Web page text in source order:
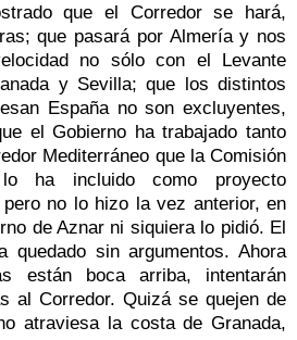
que el Corredor se hará,
que pasará por Almería y nos
no sólo con el Levante
y Sevilla; que los distintos
España no son excluyentes,
el Gobierno ha trabajado tanto
Mediterráneo que la Comisión
ha incluido como proyecto
no lo hizo la vez anterior, en
de Aznar ni siquiera lo pidió. El
quedado sin argumentos. Ahora
están boca arriba, intentarán
al Corredor. Quizá se quejen de
atraviesa la costa de Granada,